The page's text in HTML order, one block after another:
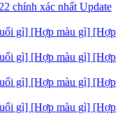
chính xác nhất Update
gì] [Hợp màu gì] [Hợp
gì] [Hợp màu gì] [Hợp
gì] [Hợp màu gì] [Hợp
gì] [Hợp màu gì] [Hợp